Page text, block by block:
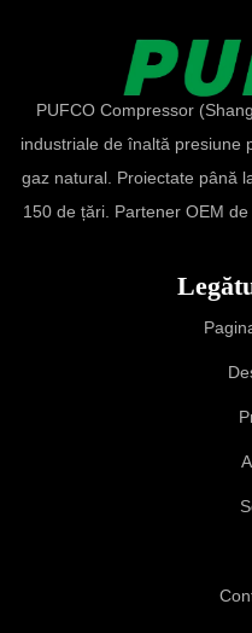
PUFCO Compressor
industriale de înaltă presiune
gaz natural. Proiectate până
150 de țări. Partener OEM